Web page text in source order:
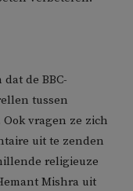
de BBC-
tussen
vragen ze zich
uit te zenden
religieuze
Mishra uit